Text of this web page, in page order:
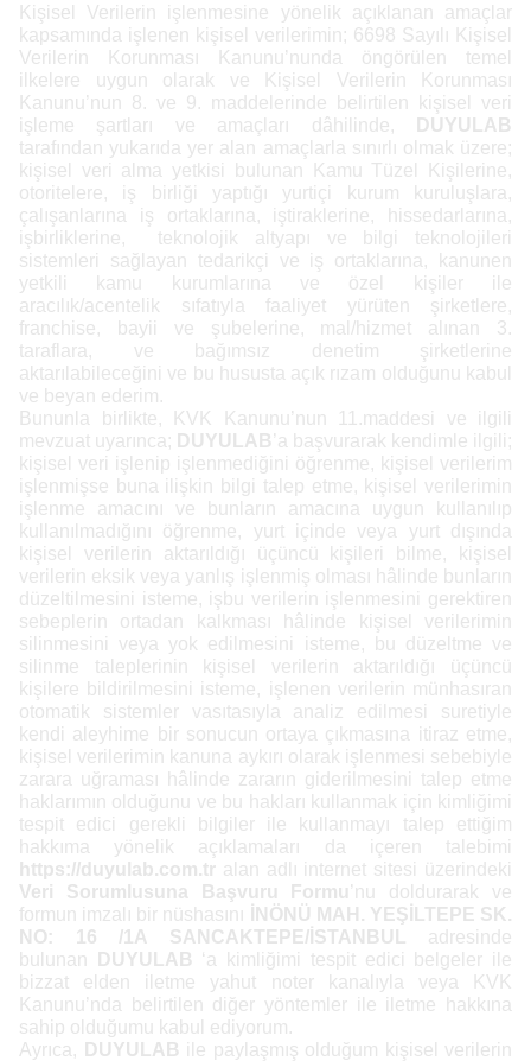
Kişisel Verilerin işlenmesine yönelik açıklanan amaçlar
kapsamında işlenen kişisel verilerimin; 6698 Sayılı Kişisel
Verilerin Korunması Kanunu’nunda öngörülen temel
ilkelere uygun olarak ve Kişisel Verilerin Korunması
Kanunu’nun 8. ve 9. maddelerinde belirtilen kişisel veri
işleme şartları ve amaçları dâhilinde,
DUYULAB
tarafından yukarıda yer alan amaçlarla sınırlı olmak üzere;
kişisel veri alma yetkisi bulunan Kamu Tüzel Kişilerine,
otoritelere, iş birliği yaptığı yurtiçi kurum kuruluşlara,
çalışanlarına iş ortaklarına,
iştiraklerine, hissedarlarına,
işbirliklerine, teknolojik altyapı ve bilgi teknolojileri
sistemleri sağlayan tedarikçi ve iş ortaklarına, kanunen
yetkili kamu kurumlarına ve özel kişiler ile
aracılık/acentelik sıfatıyla faaliyet yürüten şirketlere,
franchise, bayii ve şubelerine, mal/hizmet alınan 3.
taraflara, ve bağımsız denetim şirketlerine
aktarılabileceğini ve bu hususta açık rızam olduğunu kabul
ve beyan ederim.
Bununla birlikte, KVK Kanunu’nun 11.maddesi ve ilgili
mevzuat uyarınca; DUYULAB ’a başvurarak kendimle ilgili;
kişisel veri işlenip işlenmediğini öğrenme, kişisel verilerim
işlenmişse buna ilişkin bilgi talep etme, kişisel verilerimin
işlenme amacını ve bunların amacına uygun kullanılıp
kullanılmadığını öğrenme, yurt içinde veya yurt dışında
kişisel verilerin aktarıldığı üçüncü kişileri bilme, kişisel
verilerin eksik veya yanlış işlenmiş olması hâlinde bunların
düzeltilmesini isteme, işbu verilerin işlenmesini gerektiren
sebeplerin ortadan kalkması hâlinde kişisel verilerimin
silinmesini veya yok edilmesini isteme, bu düzeltme ve
silinme taleplerinin kişisel verilerin aktarıldığı üçüncü
kişilere bildirilmesini isteme, işlenen verilerin münhasıran
otomatik sistemler vasıtasıyla analiz edilmesi suretiyle
kendi aleyhime bir sonucun ortaya çıkmasına itiraz etme,
kişisel verilerimin kanuna aykırı olarak işlenmesi sebebiyle
zarara uğraması hâlinde zararın giderilmesini talep etme
haklarımın olduğunu ve bu hakları kullanmak için kimliğimi
tespit edici gerekli bilgiler ile kullanmayı talep ettiğim
hakkıma yönelik açıklamaları da içeren talebimi
https://duyulab.com.tr alan adlı internet sitesi üzerindeki
Veri Sorumlusuna Başvuru Formu’nu doldurarak ve
formun imzalı bir nüshasını
İNÖNÜ MAH. YEŞİLTEPE SK.
NO: 16 /1A SANCAKTEPE/İSTANBUL
adresinde
bulunan
DUYULAB
‘a kimliğimi tespit edici belgeler ile
bizzat elden iletme yahut noter kanalıyla veya KVK
Kanunu’nda belirtilen diğer yöntemler ile iletme hakkına
sahip olduğumu kabul ediyorum.
Ayrıca,
DUYULAB ile paylaşmış olduğum kişisel verilerin